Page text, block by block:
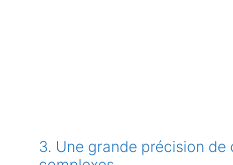
3. Une grande précision